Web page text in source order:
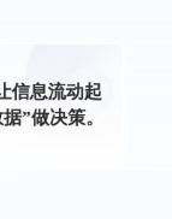
信息流动起
”做决策。